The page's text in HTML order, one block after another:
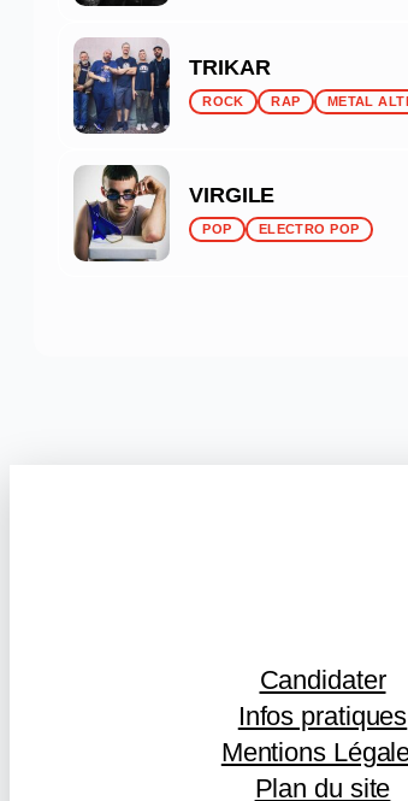
TRIKAR
ROCK RAP METAL
VIRGILE
POP ELECTRO POP
Candidater
Infos pratiques
Mentions
Plan du site